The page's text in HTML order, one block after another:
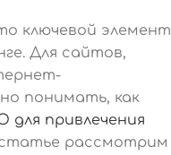
ключевой элемент
Для сайтов,
понимать, как
для привлечения
рассмотрим